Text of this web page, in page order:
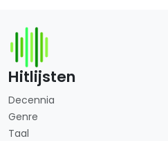
Hitlijsten
Decennia
Genre
Taal